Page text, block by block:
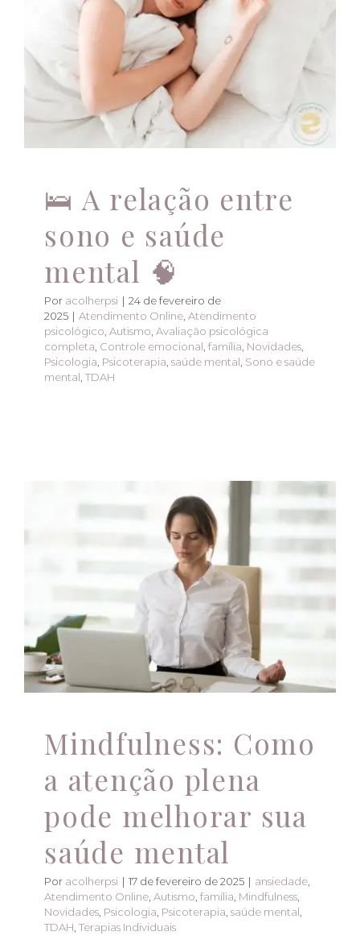
🧠
Atendimento Online
Atendimento psicológico
Autismo
Avaliação psicológica completa
Controle
emocional família Novidades
Psicologia
Psicoterapia
saúde mental
Sono e saúde mental
TDAH
🛌 A relação entre
sono e saúde
mental 🧠
Por acolherpsi | 24 de fevereiro de
2025 | Atendimento Online Atendimento
psicológico Autismo Avaliação psicológica
completa Controle emocional família Novidades
Psicologia Psicoterapia saúde mental Sono e saúde
mental TDAH
Mindfulness: Como a
atenção plena pode
melhorar sua saúde
mental
ansiedade Atendimento Online Autismo
Mindfulness
Novidades Psicologia Psicoterapia
TDAH Terapias Individuais
Mindfulness: Como
a atenção plena
pode melhorar sua
saúde mental
Por acolherpsi | 17 de fevereiro de 2025 | ansiedade,
Atendimento Online, Autismo, família, Mindfulness,
Novidades, Psicologia, Psicoterapia, saúde mental,
TDAH, Terapias Individuais